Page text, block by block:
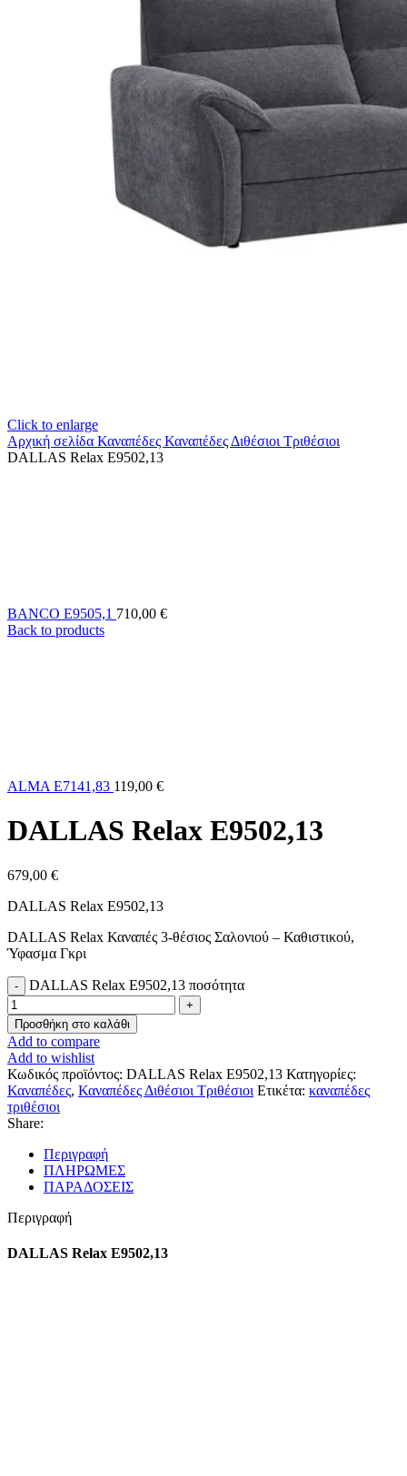
Click to enlarge
Αρχική σελίδα Καναπέδες Καναπέδες Διθέσιοι Τριθέσιοι
DALLAS Relax E9502,13
BANCO Ε9505,1 710,00 €
Back to products
ALMA E7141,83 119,00 €
DALLAS Relax E9502,13
679,00 €
DALLAS Relax E9502,13
DALLAS Relax Καναπές 3-θέσιος Σαλονιού – Καθιστικού,
Ύφασμα Γκρι
DALLAS Relax E9502,13 ποσότητα
Προσθήκη στο καλάθι
Add to compare
Add to wishlist
Κωδικός προϊόντος: DALLAS Relax E9502,13 Κατηγορίες:
Καναπέδες, Καναπέδες Διθέσιοι Τριθέσιοι Ετικέτα: καναπέδες
τριθέσιοι
Share:
Περιγραφή
ΠΛΗΡΩΜΕΣ
ΠΑΡΑΔΟΣΕΙΣ
Περιγραφή
DALLAS Relax E9502,13